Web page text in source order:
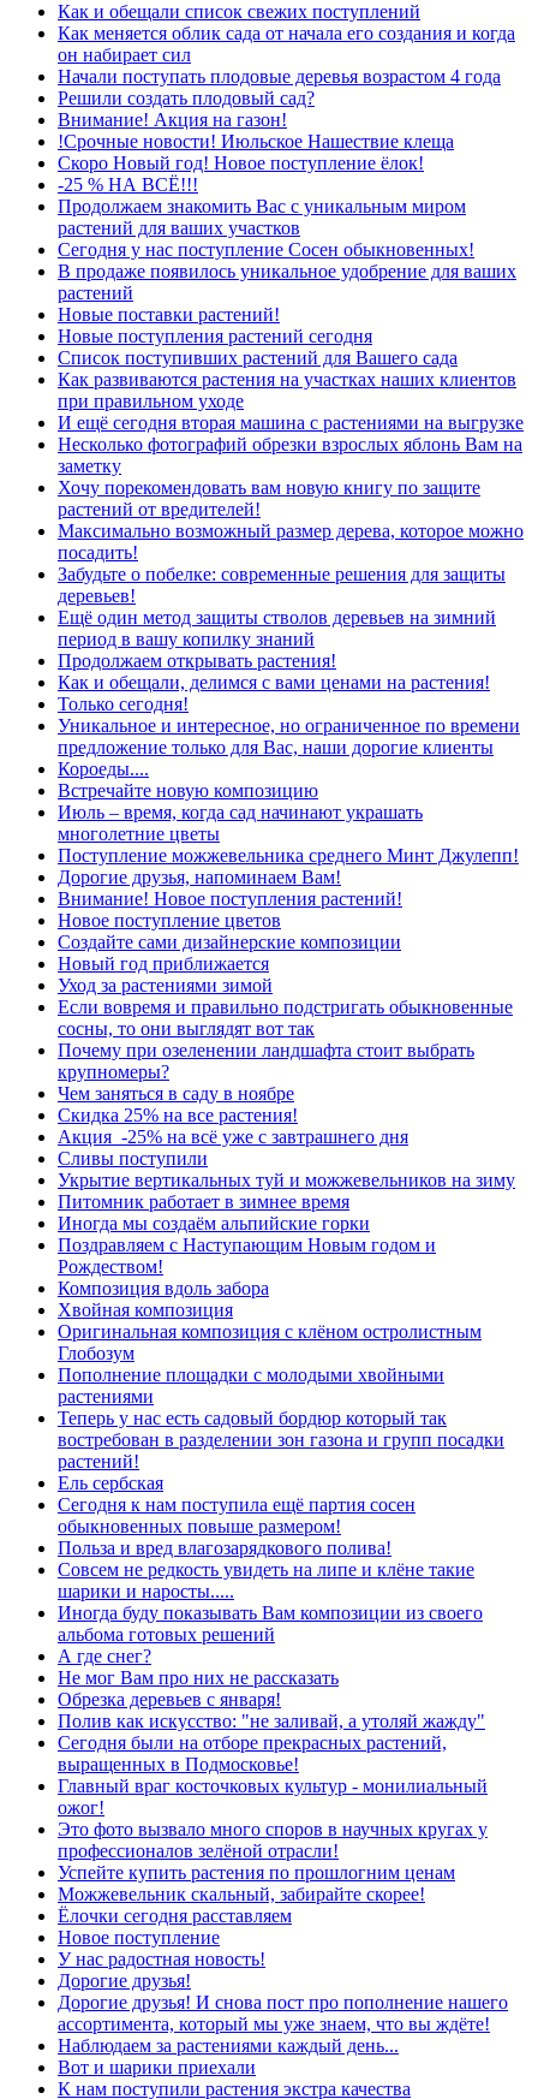
Как и обещали список свежих поступлений
Как меняется облик сада от начала его создания и когда
он набирает сил
Начали поступать плодовые деревья возрастом 4 года
Решили создать плодовый сад?
Внимание! Акция на газон!
!Срочные новости! Июльское Нашествие клеща
Скоро Новый год! Новое поступление ёлок!
-25 % НА ВСЁ!!!
Продолжаем знакомить Вас с уникальным миром
растений для ваших участков
Сегодня у нас поступление Сосен обыкновенных!
В продаже появилось уникальное удобрение для ваших
растений
Новые поставки растений!
Новые поступления растений сегодня
Список поступивших растений для Вашего сада
Как развиваются растения на участках наших клиентов
при правильном уходе
И ещё сегодня вторая машина с растениями на выгрузке
Несколько фотографий обрезки взрослых яблонь Вам на
заметку
Хочу порекомендовать вам новую книгу по защите
растений от вредителей!
Максимально возможный размер дерева, которое можно
посадить!
Забудьте о побелке: современные решения для защиты
деревьев!
Ещё один метод защиты стволов деревьев на зимний
период в вашу копилку знаний
Продолжаем открывать растения!
Как и обещали, делимся с вами ценами на растения!
Только сегодня!
Уникальное и интересное, но ограниченное по времени
предложение только для Вас, наши дорогие клиенты
Короеды....
Встречайте новую композицию
Июль – время, когда сад начинают украшать
многолетние цветы
Поступление можжевельника среднего Минт Джулепп!
Дорогие друзья, напоминаем Вам!
Внимание! Новое поступления растений!
Новое поступление цветов
Создайте сами дизайнерские композиции
Новый год приближается
Уход за растениями зимой
Если вовремя и правильно подстригать обыкновенные
сосны, то они выглядят вот так
Почему при озеленении ландшафта стоит выбрать
крупномеры?
Чем заняться в саду в ноябре
Скидка 25% на все растения!
Акция -25% на всё уже с завтрашнего дня
Сливы поступили
Укрытие вертикальных туй и можжевельников на зиму
Питомник работает в зимнее время
Иногда мы создаём альпийские горки
Поздравляем с Наступающим Новым годом и
Рождеством!
Композиция вдоль забора
Хвойная композиция
Оригинальная композиция с клёном остролистным
Глобозум
Пополнение площадки с молодыми хвойными
растениями
Теперь у нас есть садовый бордюр который так
востребован в разделении зон газона и групп посадки
растений!
Ель сербская
Сегодня к нам поступила ещё партия сосен
обыкновенных повыше размером!
Польза и вред влагозарядкового полива!
Совсем не редкость увидеть на липе и клёне такие
шарики и наросты.....
Иногда буду показывать Вам композиции из своего
альбома готовых решений
А где снег?
Не мог Вам про них не рассказать
Обрезка деревьев с января!
Полив как искусство: "не заливай, а утоляй жажду"
Сегодня были на отборе прекрасных растений,
выращенных в Подмосковье!
Главный враг косточковых культур - монилиальный
ожог!
Это фото вызвало много споров в научных кругах у
профессионалов зелёной отрасли!
Успейте купить растения по прошлогним ценам
Можжевельник скальный, забирайте скорее!
Ёлочки сегодня расставляем
Новое поступление
У нас радостная новость!
Дорогие друзья!
Дорогие друзья! И снова пост про пополнение нашего
ассортимента, который мы уже знаем, что вы ждёте!
Наблюдаем за растениями каждый день...
Вот и шарики приехали
К нам поступили растения экстра качества